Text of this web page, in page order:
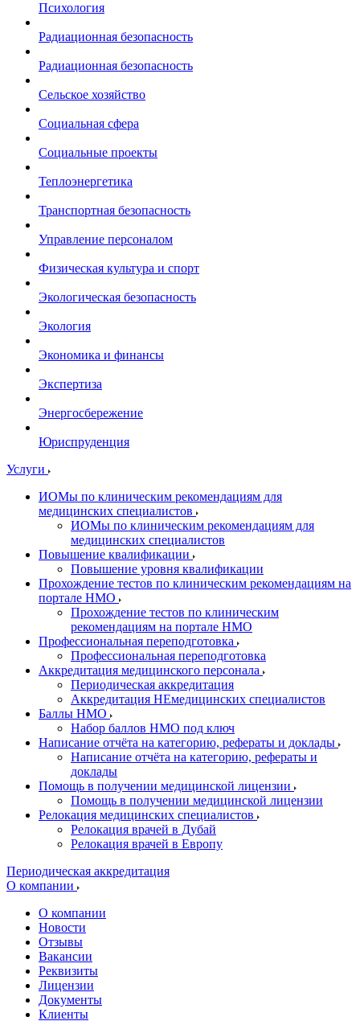
Психология
Радиационная безопасность
Радиационная безопасность
Сельское хозяйство
Социальная сфера
Социальные проекты
Теплоэнергетика
Транспортная безопасность
Управление персоналом
Физическая культура и спорт
Экологическая безопасность
Экология
Экономика и финансы
Экспертиза
Энергосбережение
Юриспруденция
Услуги
ИОМы по клиническим рекомендациям для
медицинских специалистов
ИОМы по клиническим рекомендациям для
медицинских специалистов
Повышение квалификации
Повышение уровня квалификации
Прохождение тестов по клиническим рекомендациям на
портале НМО
Прохождение тестов по клиническим
рекомендациям на портале НМО
Профессиональная переподготовка
Профессиональная переподготовка
Аккредитация медицинского персонала
Периодическая аккредитация
Аккредитация НЕмедицинских специалистов
Баллы НМО
Набор баллов НМО под ключ
Написание отчёта на категорию, рефераты и доклады
Написание отчёта на категорию, рефераты и
доклады
Помощь в получении медицинской лицензии
Помощь в получении медицинской лицензии
Релокация медицинских специалистов
Релокация врачей в Дубай
Релокация врачей в Европу
Периодическая аккредитация
О компании
О компании
Новости
Отзывы
Вакансии
Реквизиты
Лицензии
Документы
Клиенты